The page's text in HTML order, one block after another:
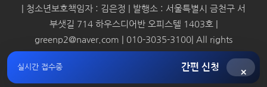
| 청소년보호책임자 : 김은정 | 발행소 : 서울특별시 금천구 서
부샛길 714 하우스디어반 오피스텔 1403호 |
greenp2@naver.com | 010-3035-3100| All rights
Syndication by SMBAforum & Presscoop
실시간 접수중 간편 신청
×